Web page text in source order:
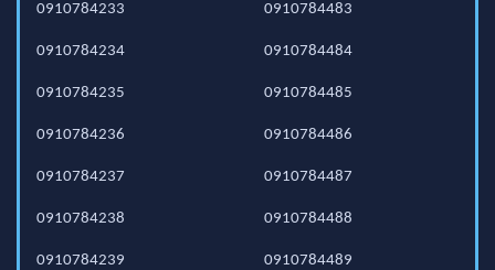
0910784233
0910784234
0910784235
0910784236
0910784237
0910784238
0910784239
0910784483
0910784484
0910784485
0910784486
0910784487
0910784488
0910784489